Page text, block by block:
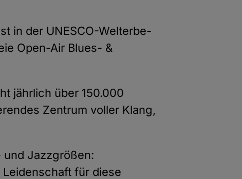
in der UNESCO-Welterbe-
Open-Air Blues- &
jährlich über 150.000
Zentrum voller Klang,
und Jazzgrößen:
für diese